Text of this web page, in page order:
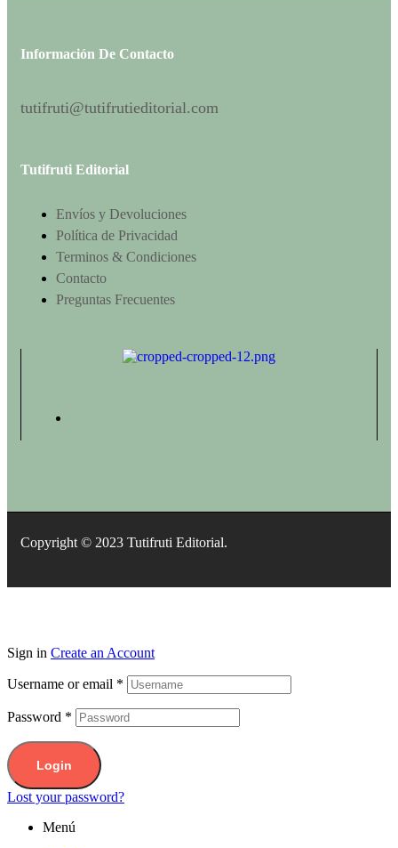
Información De Contacto
tutifruti@tutifrutieditorial.com
Tutifruti Editorial
Envíos y Devoluciones
Política de Privacidad
Terminos & Condiciones
Contacto
Preguntas Frecuentes
Copyright © 2023 Tutifruti Editorial.
Sign in Create an Account
Username or email *
Password *
Login
Lost your password?
Menú